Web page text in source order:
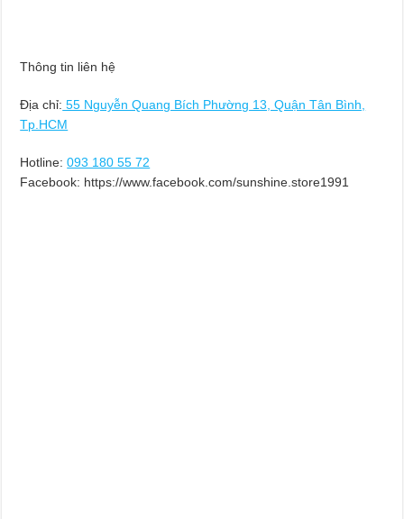
Thông tin liên hệ
Địa chỉ: 55 Nguyễn Quang Bích Phường 13, Quận Tân Bình,
Tp.HCM
Hotline: 093 180 55 72
Facebook: https://www.facebook.com/sunshine.store1991